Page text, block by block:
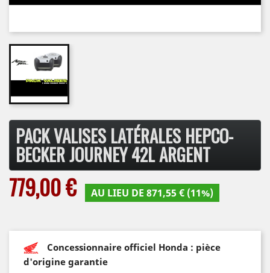
PACK VALISES LATÉRALES HEPCO-
BECKER JOURNEY 42L ARGENT
779,00 € AU LIEU DE 871,55 € (11%)
Concessionnaire officiel Honda : pièce
d'origine garantie